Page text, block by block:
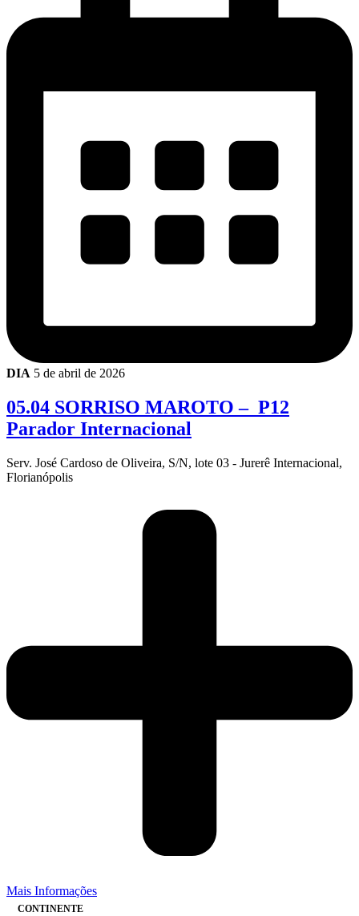
DIA 5 de abril de 2026
05.04 SORRISO MAROTO – P12
Parador Internacional
Serv. José Cardoso de Oliveira, S/N, lote 03 - Jurerê Internacional,
Florianópolis
Mais Informações
CONTINENTE